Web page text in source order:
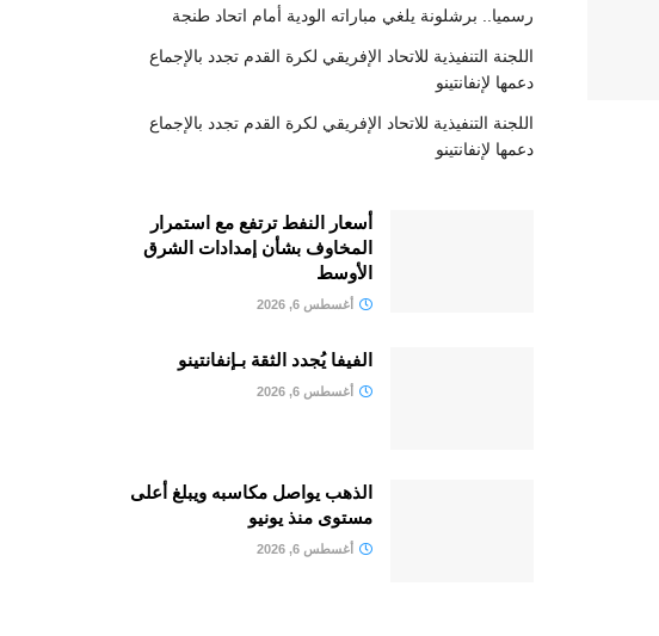
رسميا.. برشلونة يلغي مباراته الودية أمام اتحاد طنجة
اللجنة التنفيذية للاتحاد الإفريقي لكرة القدم تجدد بالإجماع
دعمها لإنفانتينو
اللجنة التنفيذية للاتحاد الإفريقي لكرة القدم تجدد بالإجماع
دعمها لإنفانتينو
أسعار النفط ترتفع مع استمرار
المخاوف بشأن إمدادات الشرق
الأوسط
أغسطس 6, 2026
الفيفا يُجدد الثقة بـإنفانتينو
أغسطس 6, 2026
الذهب يواصل مكاسبه ويبلغ أعلى
مستوى منذ يونيو
أغسطس 6, 2026